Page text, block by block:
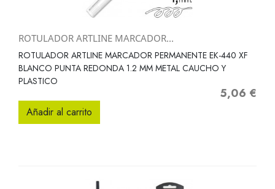
ROTULADOR ARTLINE MARCADOR...
ROTULADOR ARTLINE MARCADOR PERMANENTE EK-440 XF
BLANCO PUNTA REDONDA 1.2 MM METAL CAUCHO Y
PLASTICO
Precio
5,06 €
Añadir al carrito